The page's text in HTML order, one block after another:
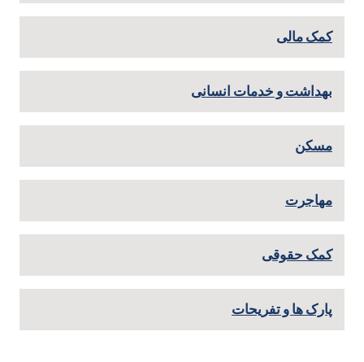
کمک مالی
بهداشت و خدمات انسانی
مسکن
مهاجرت
کمک حقوقی
پارک ها و تفریحات